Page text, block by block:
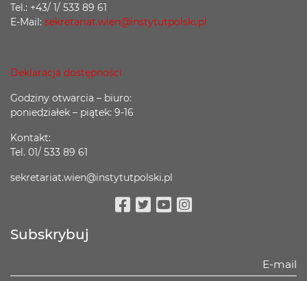
Tel.: +43/ 1/ 533 89 61
E-Mail: sekretariat.wien@instytutpolski.pl
Deklaracja dostępności
Godziny otwarcia – biuro:
poniedziałek – piątek: 9-16
Kontakt:
Tel. 01/ 533 89 61
sekretariat.wien@instytutpolski.pl
Subskrybuj